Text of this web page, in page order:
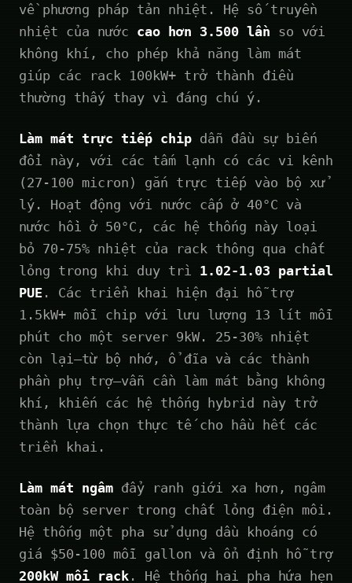
về phương pháp tản nhiệt. Hệ số truyền
nhiệt của nước cao hơn 3.500 lần so với
không khí, cho phép khả năng làm mát
giúp các rack 100kW+ trở thành điều
thường thấy thay vì đáng chú ý.
Làm mát trực tiếp chip dẫn đầu sự biến
đổi này, với các tấm lạnh có các vi kênh
(27-100 micron) gắn trực tiếp vào bộ xử
lý. Hoạt động với nước cấp ở 40°C và
nước hồi ở 50°C, các hệ thống này loại
bỏ 70-75% nhiệt của rack thông qua chất
lỏng trong khi duy trì 1.02-1.03 partial
PUE . Các triển khai hiện đại hỗ trợ
1.5kW+ mỗi chip với lưu lượng 13 lít mỗi
phút cho một server 9kW. 25-30% nhiệt
còn lại—từ bộ nhớ, ổ đĩa và các thành
phần phụ trợ—vẫn cần làm mát bằng không
khí, khiến các hệ thống hybrid này trở
thành lựa chọn thực tế cho hầu hết các
triển khai.
Làm mát ngâm đẩy ranh giới xa hơn, ngâm
toàn bộ server trong chất lỏng điện môi.
Hệ thống một pha sử dụng dầu khoáng có
giá $50-100 mỗi gallon và ổn định hỗ trợ
200kW mỗi rack . Hệ thống hai pha hứa hẹn